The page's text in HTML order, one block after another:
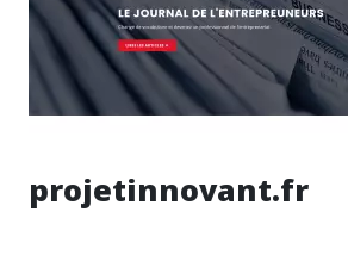
projetinnovant.fr